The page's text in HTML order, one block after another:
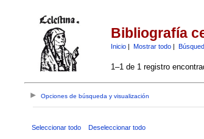
Bibliografía
Inicio| Mostrar todo|
1–1 de 1 registro
Opciones de búsqueda y visualización
Seleccionar todo Deseleccionar todo